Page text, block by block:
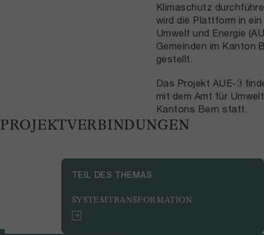
Klimaschutz
wird die Plattform in
Umwelt und Energie
Gemeinden im Kanton
gestellt.
Das Projekt AUE-3
mit dem Amt für
Kantons Bern statt.
PROJEKTVERBINDUNGEN
TEIL DES THEMAS
SYSTEMTRANSFORMATION